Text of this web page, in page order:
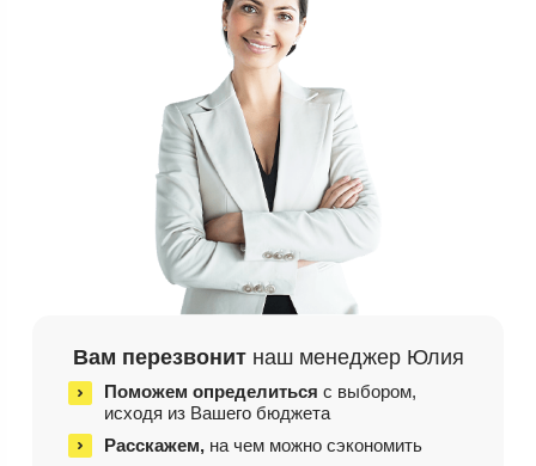
Вам перезвонит наш менеджер Юлия
Поможем определитьсяс выбором,
исходя из Вашего бюджета
Расскажем, на чем можно сэкономить